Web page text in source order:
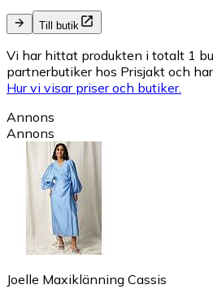
Till butik
Vi har hittat produkten i totalt 1
partnerbutiker hos Prisjakt och
Hur vi visar priser och butiker.
Annons
Annons
Joelle Maxiklänning Cassis